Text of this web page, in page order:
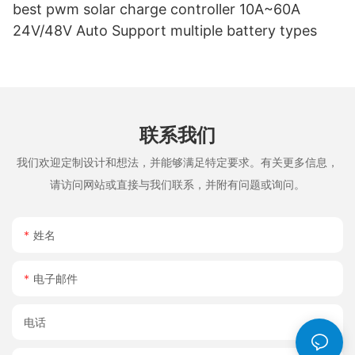
best pwm solar charge controller 10A~60A
24V/48V Auto Support multiple battery types
联系我们
我们欢迎定制设计和想法，并能够满足特定要求。有关更多信息，
请访问网站或直接与我们联系，并附有问题或询问。
姓名
电子邮件
电话